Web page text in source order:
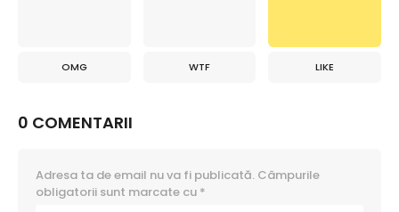
OMG WTF LIKE
0 COMENTARII
Adresa ta de email nu va fi publicată. Câmpurile
obligatorii sunt marcate cu *